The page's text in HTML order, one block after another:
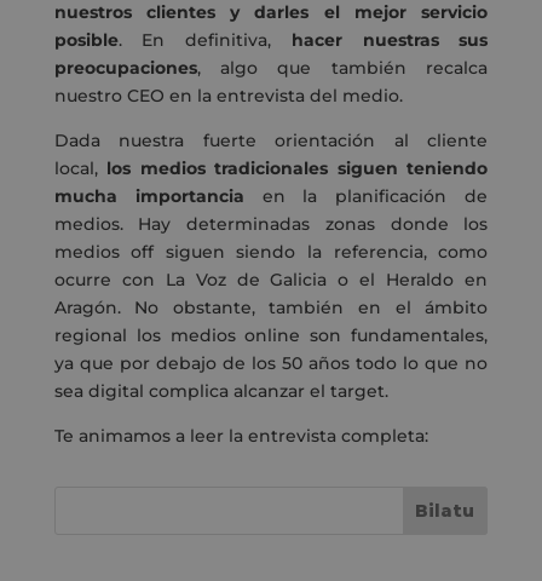
nuestros clientes y darles el mejor servicio
posible. En definitiva, hacer nuestras sus
preocupaciones, algo que también recalca
nuestro CEO en la entrevista del medio.
Dada nuestra fuerte orientación al cliente
local, los medios tradicionales siguen teniendo
mucha importancia
en la planificación de
medios. Hay determinadas zonas donde los
medios off siguen siendo la referencia, como
ocurre con La Voz de Galicia o el Heraldo en
Aragón. No obstante, también en el ámbito
regional los medios online son fundamentales,
ya que por debajo de los 50 años todo lo que no
sea digital complica alcanzar el target.
Te animamos a leer la entrevista completa: